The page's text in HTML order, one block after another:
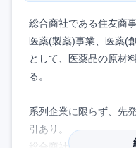
総合商社である住友商
医薬(製薬)事業、医薬(
として、医薬品の原材
る。
系列企業に限らず、先
引あり。